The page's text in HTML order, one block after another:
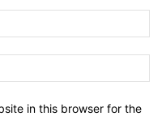
in this browser for the